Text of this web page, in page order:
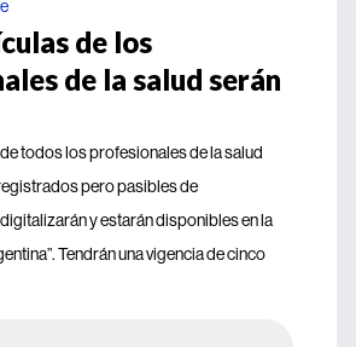
de los
de la salud serán
todos los profesionales de la salud
pero pasibles de
y estarán disponibles en la
Tendrán una vigencia de cinco